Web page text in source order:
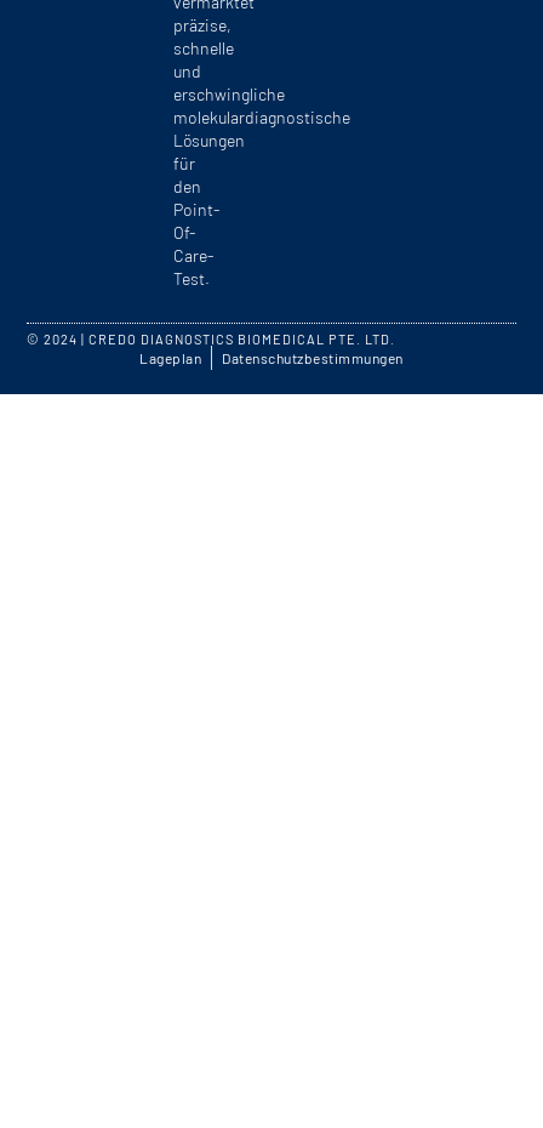
präzise,
schnelle
und
erschwingliche
molekulardiagnostische
Lösungen
für
den
Point-
Of-
Care-
Test.
Lageplan Datenschutzbestimmungen
© 2024 | CREDO DIAGNOSTICS BIOMEDICAL PTE. LTD.